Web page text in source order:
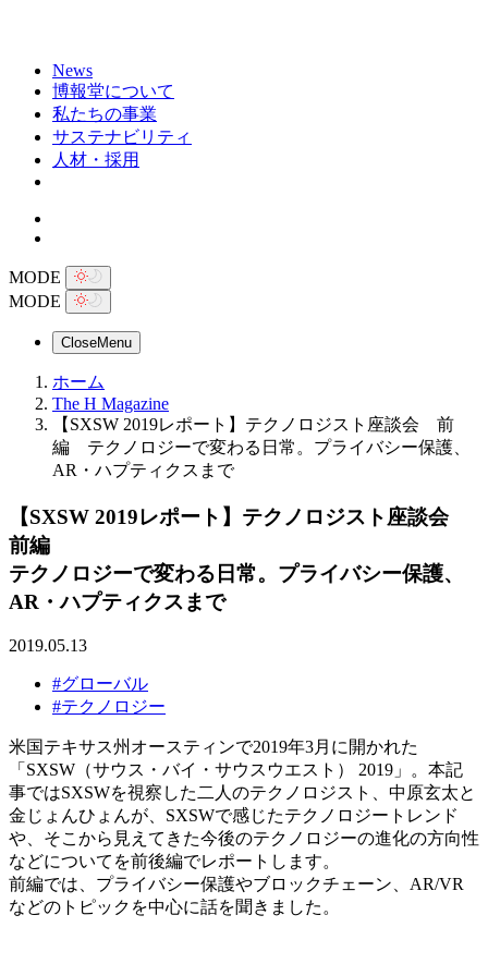
News
博報堂について
私たちの事業
サステナビリティ
人材・採用
MODE
MODE
CloseMenu
ホーム
The H Magazine
【SXSW 2019レポート】テクノロジスト座談会 前
編 テクノロジーで変わる日常。プライバシー保護、
AR・ハプティクスまで
【SXSW 2019レポート】テクノロジスト座談会
前編
テクノロジーで変わる日常。プライバシー保護、
AR・ハプティクスまで
2019.05.13
#グローバル
#テクノロジー
米国テキサス州オースティンで2019年3月に開かれた
「SXSW（サウス・バイ・サウスウエスト） 2019」。本記
事ではSXSWを視察した二人のテクノロジスト、中原玄太と
金じょんひょんが、SXSWで感じたテクノロジートレンド
や、そこから見えてきた今後のテクノロジーの進化の方向性
などについてを前後編でレポートします。
前編では、プライバシー保護やブロックチェーン、AR/VR
などのトピックを中心に話を聞きました。